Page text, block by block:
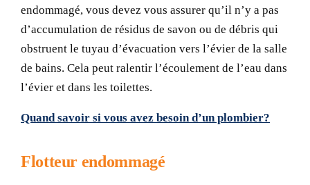
endommagé, vous devez vous assurer qu’il n’y a pas
d’accumulation de résidus de savon ou de débris qui
obstruent le tuyau d’évacuation vers l’évier de la salle
de bains. Cela peut ralentir l’écoulement de l’eau dans
l’évier et dans les toilettes.
Quand savoir si vous avez besoin d’un plombier?
Flotteur endommagé